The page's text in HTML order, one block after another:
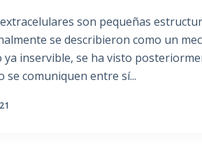
son pequeñas
se describieron como un
ya inservible, se ha visto
se comuniquen entre sí...